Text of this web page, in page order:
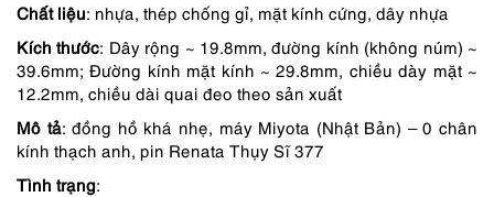
790,000 ₫.
là:
672,000 ₫.
Chất liệu: nhựa, thép chống gỉ, mặt kính cứng, dây nhựa
Kích thước: Dây rộng ~ 19.8mm, đường kính (không núm) ~
39.6mm; Đường kính mặt kính ~ 29.8mm, chiều dày mặt ~
12.2mm, chiều dài quai đeo theo sản xuất
Mô tả: đồng hồ khá nhẹ, máy Miyota (Nhật Bản) – 0 chân
kính thạch anh, pin Renata Thụy Sĩ 377
Tình trạng: